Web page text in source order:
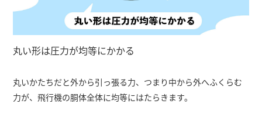
丸い形は圧力が均等にかかる
丸いかたちだと外から引っ張る力、つまり中から外へふくらむ
力が、飛行機の胴体全体に均等にはたらきます。